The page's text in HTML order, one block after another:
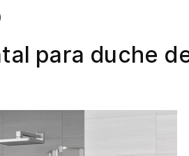
para duche